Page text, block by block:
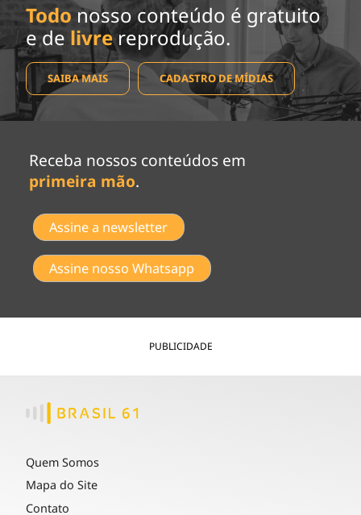
Todo nosso conteúdo é gratuito
e de livrereprodução.
SAIBA MAIS CADASTRO DE MÍDIAS
Receba nossos conteúdos em
primeira mão.
Assine a newsletter
Assine nosso Whatsapp
PUBLICIDADE
Quem Somos
Mapa do Site
Contato